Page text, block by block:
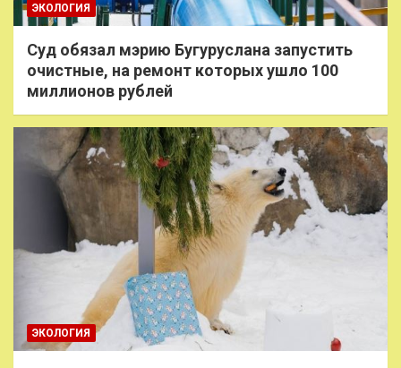
ЭКОЛОГИЯ
Суд обязал мэрию Бугуруслана запустить
очистные, на ремонт которых ушло 100
миллионов рублей
ЭКОЛОГИЯ